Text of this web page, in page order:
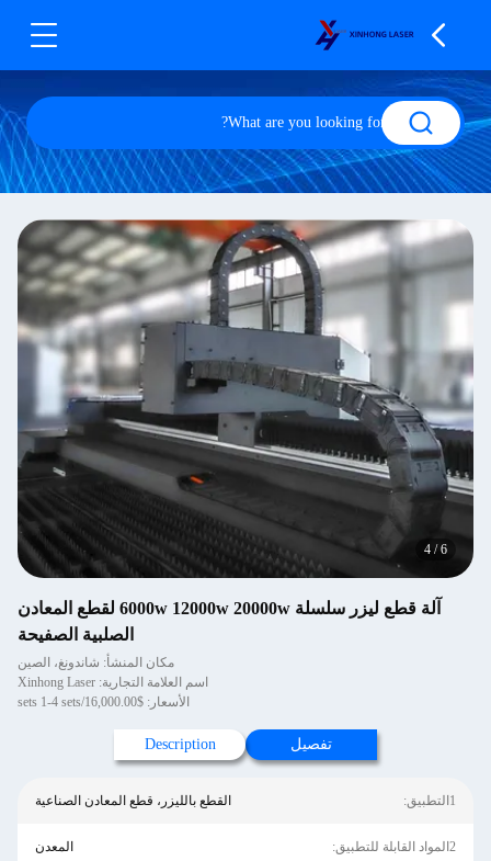
4 /6
آلة قطع ليزر سلسلة 6000w 12000w 20000w لقطع المعادن
الصلبية الصفيحة
مكان المنشأ: شاندونغ، الصين
اسم العلامة التجارية: Xinhong Laser
الأسعار: $16,000.00/sets 1-4 sets
تفصيل Description
1التطبيق: القطع بالليزر، قطع المعادن الصناعية
2المواد القابلة للتطبيق: المعدن